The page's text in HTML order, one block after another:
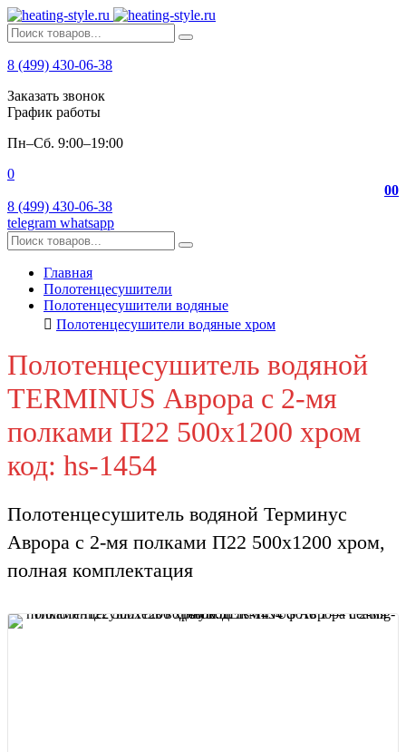
8 (499) 430-06-38
Заказать звонок
График работы
Пн–Сб. 9:00–19:00
0
00
8 (499) 430-06-38
telegram whatsapp
Главная
Полотенцесушители
Полотенцесушители водяные
Полотенцесушители водяные хром
Полотенцесушитель водяной
TERMINUS Аврора с 2-мя
полками П22 500х1200 хром
код: hs-1454
Полотенцесушитель водяной Терминус
Аврора с 2-мя полками П22 500х1200 хром,
полная комплектация